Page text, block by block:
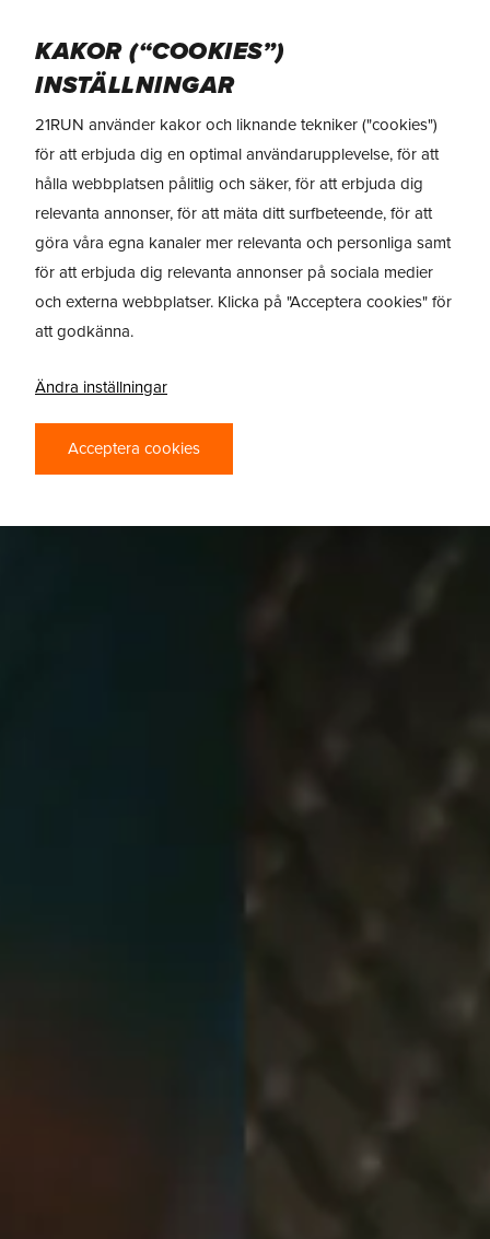
KAKOR (“COOKIES”)
INSTÄLLNINGAR
21RUN använder kakor och liknande tekniker ("cookies")
för att erbjuda dig en optimal användarupplevelse, för att
hålla webbplatsen pålitlig och säker, för att erbjuda dig
relevanta annonser, för att mäta ditt surfbeteende, för att
göra våra egna kanaler mer relevanta och personliga samt
för att erbjuda dig relevanta annonser på sociala medier
och externa webbplatser. Klicka på "Acceptera cookies" för
att godkänna.
Ändra inställningar
Acceptera cookies